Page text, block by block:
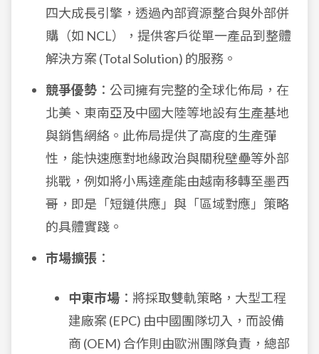
四大成長引擎，透過內部資源整合與外部併
購（如 NCL），提供客戶從單一產品到整體
解決方案 (Total Solution) 的服務。
競爭優勢 ：公司擁有完整的全球化佈局，在
北美、東南亞及中國大陸等地設有生產基地
與銷售網絡。此佈局提供了高度的生產彈
性，能快速應對地緣政治與關稅壁壘等外部
挑戰，例如將小馬達產能由越南移轉至墨西
哥，即是「短鏈供應」與「區域對應」策略
的具體實踐。
市場擴張 ：
中東市場 ：將採取雙軌策略，大型工程
建廠案 (EPC) 由中國團隊切入，而設備
商 (OEM) 合作則由歐洲團隊負責，總部